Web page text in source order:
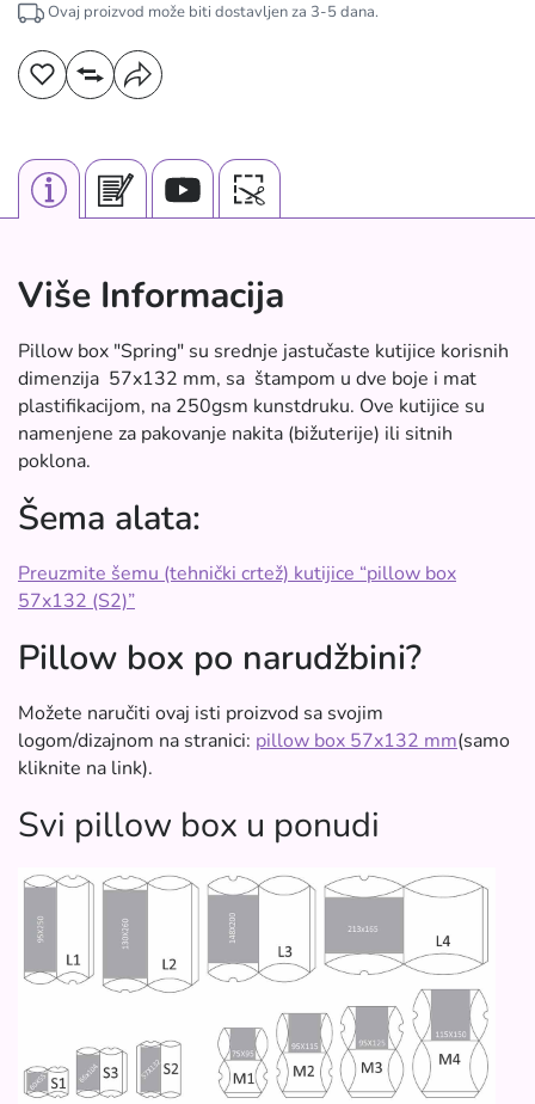
Ovaj proizvod može biti dostavljen za 3-5dana.
Više Informacija
Pillow box "Spring" su srednje jastučaste kutijice korisnih
dimenzija 57x132 mm, sa štampom u dve boje i mat
plastifikacijom, na 250gsm kunstdruku. Ove kutijice su
namenjene za pakovanje nakita (bižuterije) ili sitnih
poklona.
Šema alata:
Preuzmite šemu (tehnički crtež) kutijice “pillow box
57x132 (S2)”
Pillow box po narudžbini?
Možete naručiti ovaj isti proizvod sa svojim
logom/dizajnom na stranici: pillow box 57x132 mm(samo
kliknite na link).
Svi pillow box u ponudi